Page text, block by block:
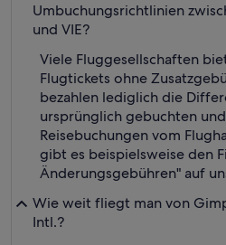
Umbuchungsrichtlinien
und VIE?
Viele Fluggesellschaften
Flugtickets ohne
bezahlen lediglich die
ursprünglich gebuchten
Reisebuchungen vom
gibt es beispielsweise den
Änderungsgebühren" auf
Wie weit fliegt man von
Intl.?